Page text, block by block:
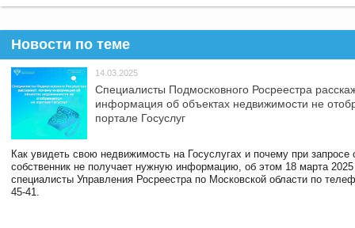
Новости по теме
14.03.2025
Специалисты Подмосковного Росреестра
информация об объектах недвижимости не
портале Госуслуг
Как увидеть свою недвижимость на Госуслугах и почему при запросе
собственник не получает нужную информацию, об этом 18 марта 2025
специалисты Управления Росреестра по Московской области по
45-41.